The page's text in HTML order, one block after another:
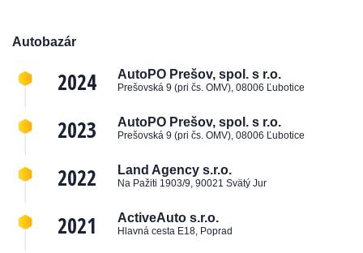
Autobazár
2024 AutoPO Prešov, spol. s r.o.
Prešovská 9 (pri čs. OMV), 08006 Ľubotice
2023 AutoPO Prešov, spol. s r.o.
Prešovská 9 (pri čs. OMV), 08006 Ľubotice
2022 Land Agency s.r.o.
Na Pažiti 1903/9, 90021 Svätý Jur
2021 ActiveAuto s.r.o.
Hlavná cesta E18, Poprad